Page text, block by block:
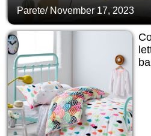
Parete/ November 17, 2023